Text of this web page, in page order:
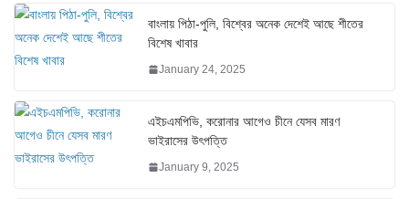
বাংলায় পিঠা-পুলি, বিশ্বের অনেক দেশেই আছে শীতের
বিশেষ খাবার
January 24, 2025
এইচএমপিভি, করোনার আগেও চীনে যেসব মারণ
ভাইরাসের উৎপত্তি
January 9, 2025